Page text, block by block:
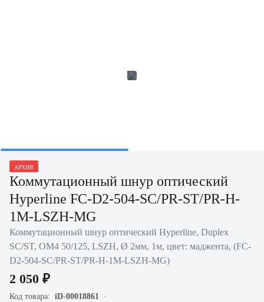
АРХИВ
Коммутационный шнур оптический
Hyperline FC-D2-504-SC/PR-ST/PR-H-
1M-LSZH-MG
Коммутационный шнур оптический Hyperline, Duplex
SC/ST, OM4 50/125, LSZH, Ø 2мм, 1м, цвет: маджента, (FC-
D2-504-SC/PR-ST/PR-H-1M-LSZH-MG)
2 050 ₽
Код товара: iD-00018861